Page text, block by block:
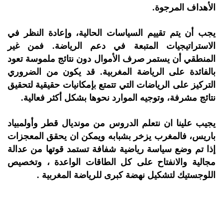
الأهداف المرجوة.
يجب أن يتم تقييم السياسات الحالية، وإعادة النظر في
الاستراتيجيات المتبعة في دعم الرياضة. فمن غير
المنطقي أن يستمر صرف الأموال دون نتائج ملموسة تعود
بالفائدة على الرياضة المغربية. قد يكون من الضروري
التركيز على الرياضات التي تتمتع بإمكانيات حقيقية لتحقيق
نتائج مشرفة، وتوجيه الموارد نحوها بشكل أكثر فعالية.
يجيب علينا ان نتعلم الدروس من مونديال قطر وأولمبياد
باريس، فالمغرب يزخر بشبابه ويمكن ان يحقق المعجزات
إذا تم وضع سياسة رياضية شفافة تستمد قوتها من عدالة
مجالية والانفتاح على كل الطاقات الواعدة ، وتخصيص
اللوجستيك لتشكيل نهضة كبرى للرياضة المغربية .